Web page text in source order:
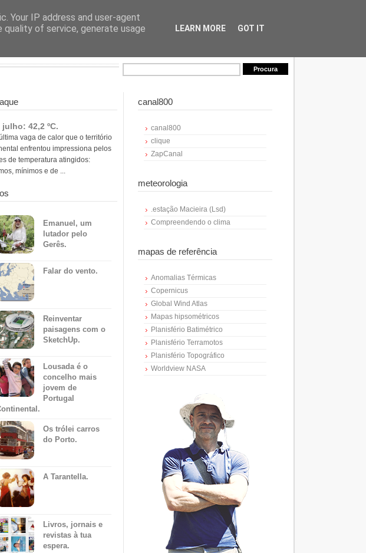
julho: 42,2 ºC.
vaga de calor que o território
enfrentou impressiona pelos
de temperatura atingidos:
mínimos e de ...
Emanuel, um
lutador pelo
Gerês.
Falar do vento.
Reinventar
paisagens com o
SketchUp.
Lousada é o
concelho mais
jovem de
Portugal
Os trólei carros
do Porto.
A Tarantella.
Livros, jornais e
revistas à tua
espera.
canal800
canal800
clique
ZapCanal
meteorologia
.estação Macieira (Lsd)
Compreendendo o clima
mapas de referência
Anomalias Térmicas
Copernicus
Global Wind Atlas
Mapas hipsométricos
Planisfério Batimétrico
Planisfério Terramotos
Planisfério Topográfico
Worldview NASA
Your IP address and user-agent
of service, generate usage
LEARN MORE GOT IT